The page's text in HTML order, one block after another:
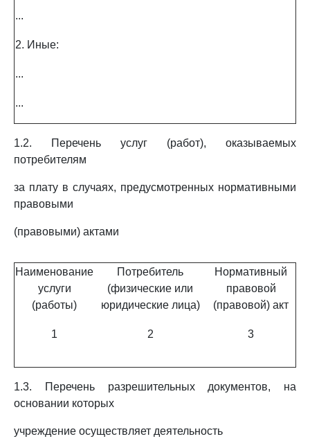
...
2. Иные:
...
...
1.2. Перечень услуг (работ), оказываемых
потребителям
за плату в случаях, предусмотренных нормативными
правовыми
(правовыми) актами
Наименование
услуги
(работы)
Потребитель
(физические или
юридические лица)
Нормативный
правовой
(правовой) акт
1 2 3
1.3. Перечень разрешительных документов, на
основании которых
учреждение осуществляет деятельность